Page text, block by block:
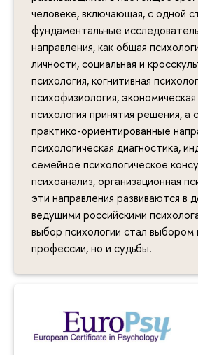
человеке, включающая, с одной
фундаментальные
направления, как общая
личности, социальная и
психология, когнитивная
психофизиология,
психология принятия решения, а
практико-ориентированные
психологическая диагностика,
семейное психологическое
психоанализ, организационная
эти направления развиваются в
ведущими российскими
выбор психологии стал выбором
профессии, но и судьбы.